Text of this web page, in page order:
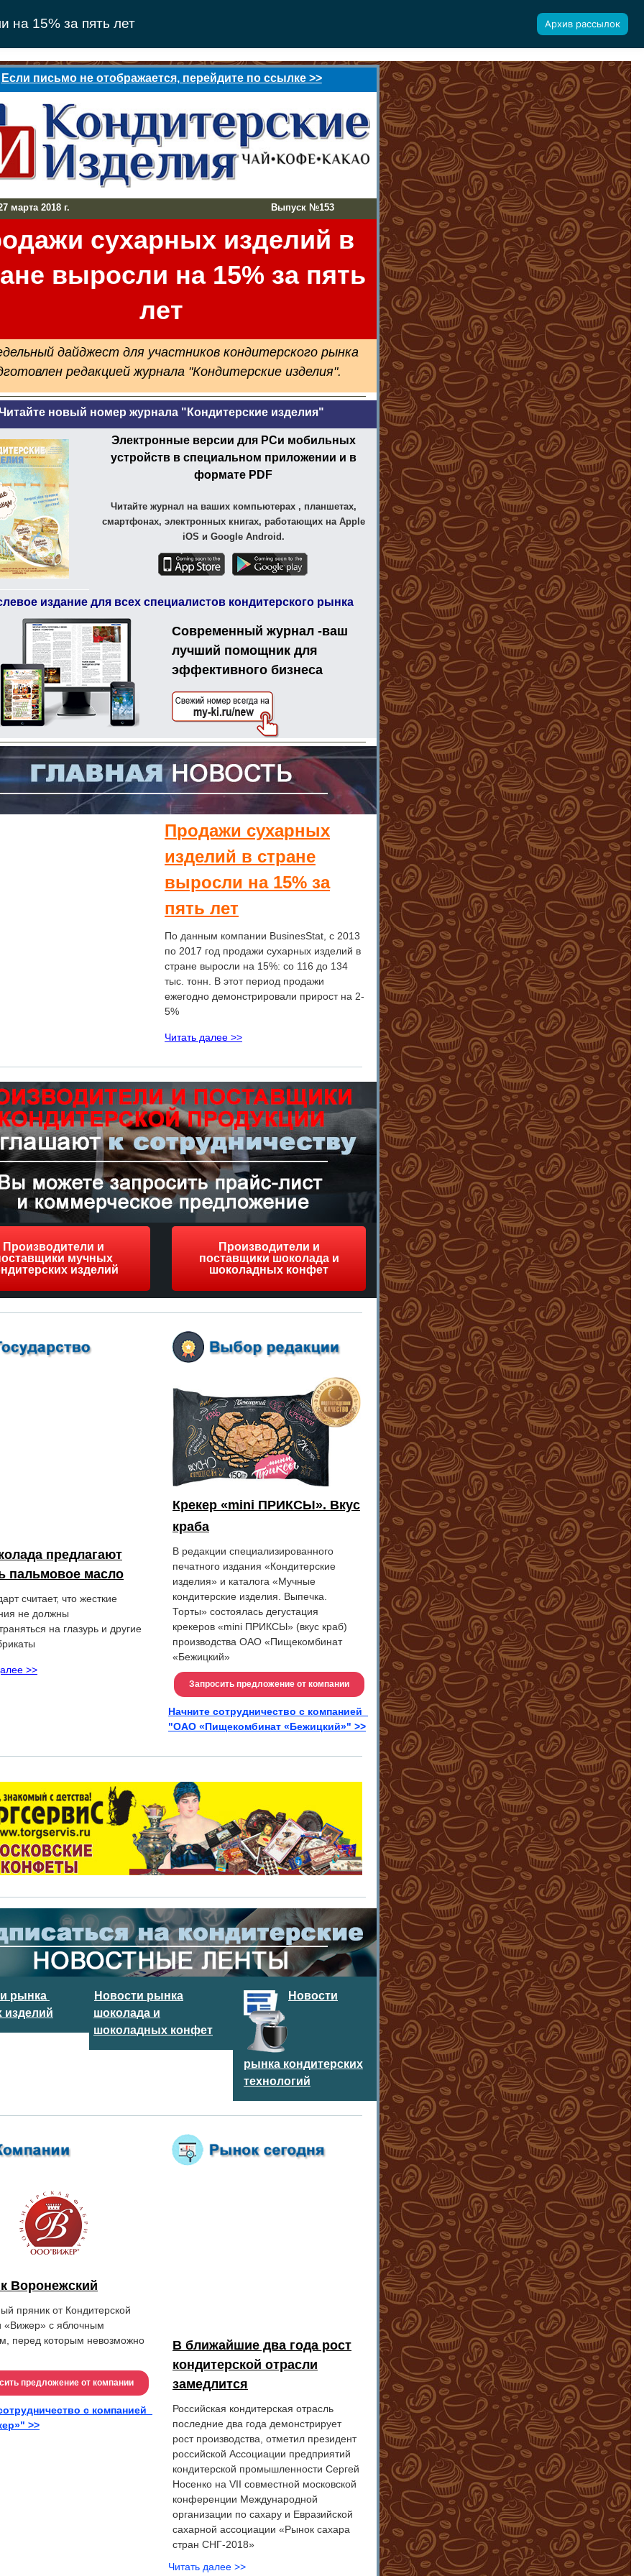
на 15% за пять лет Архив рассылок
Если письмо не отображается, перейдите по ссылке >>
марта 2018 г. Выпуск №153
сухарных изделий в
выросли на 15% за пять
лет
дайджест для участников кондитерского рынка
редакцией журнала "Кондитерские изделия".
новый номер журнала "Кондитерские изделия"
Электронные версии для PCи мобильных
устройств в специальном приложении и в
формате PDF
Читайте журнал на ваших компьютерах , планшетах,
смартфонах, электронных книгах, работающих на Apple
iOS и Google Android.
издание для всех специалистов кондитерского рынка
Современный журнал -ваш
лучший помощник для
эффективного бизнеса
Продажи сухарных
изделий в стране
выросли на 15% за
пять лет
По данным компании BusinesStat, с 2013
по 2017 год продажи сухарных изделий в
стране выросли на 15%: со 116 до 134
тыс. тонн. В этот период продажи
ежегодно демонстрировали прирост на 2-
5%
Читать далее >>
Производители и
мучных
изделий
Производители и
поставщики шоколада и
шоколадных конфет
предлагают
пальмовое масло
считает, что жесткие
не должны
на глазурь и другие
>>
Крекер «mini ПРИКСЫ». Вкус
краба
В редакции специализированного
печатного издания «Кондитерские
изделия» и каталога «Мучные
кондитерские изделия. Выпечка.
Торты» состоялась дегустация
крекеров «mini ПРИКСЫ» (вкус краб)
производства ОАО «Пищекомбинат
«Бежицкий»
Запросить предложение от компании
Начните сотрудничество с компанией
"ОАО «Пищекомбинат «Бежицкий»" >>
рынка
изделий
Новости рынка
шоколада и
шоколадных конфет
Новости
рынка кондитерских
технологий
Воронежский
пряник от Кондитерской
«Вижер» с яблочным
перед которым невозможно
предложение от компании
с компанией
>>
В ближайшие два года рост
кондитерской отрасли
замедлится
Российская кондитерская отрасль
последние два года демонстрирует
рост производства, отметил президент
российской Ассоциации предприятий
кондитерской промышленности Сергей
Носенко на VII совместной московской
конференции Международной
организации по сахару и Евразийской
сахарной ассоциации «Рынок сахара
стран СНГ-2018»
Читать далее >>